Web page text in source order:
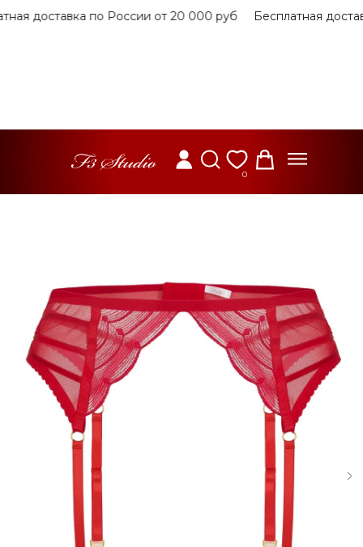
доставка по России от 20 000 руб Бесплатная
0